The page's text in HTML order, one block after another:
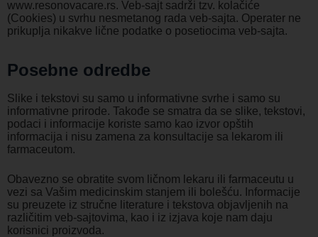
www.resonovacare.rs. Veb-sajt sadrži tzv. kolačiće
(Cookies) u svrhu nesmetanog rada veb-sajta. Operater ne
prikuplja nikakve lične podatke o posetiocima veb-sajta.
Posebne odredbe
Slike i tekstovi su samo u informativne svrhe i samo su
informativne prirode. Takođe se smatra da se slike, tekstovi,
podaci i informacije koriste samo kao izvor opštih
informacija i nisu zamena za konsultacije sa lekarom ili
farmaceutom.
Obavezno se obratite svom ličnom lekaru ili farmaceutu u
vezi sa Vašim medicinskim stanjem ili bolešću. Informacije
su preuzete iz stručne literature i tekstova objavljenih na
različitim veb-sajtovima, kao i iz izjava koje nam daju
korisnici proizvoda.